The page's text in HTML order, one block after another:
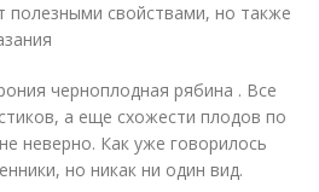
полезными свойствами, но также
черноплодная рябина . Все
а еще схожести плодов по
неверно. Как уже говорилось
но никак ни один вид.